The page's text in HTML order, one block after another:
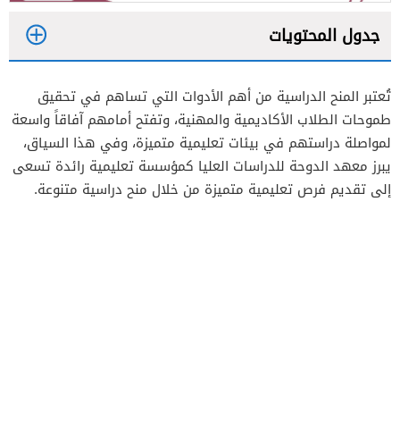
جدول المحتويات
2
3
تُعتبر المنح الدراسية من أهم الأدوات التي تساهم في تحقيق
طموحات الطلاب الأكاديمية والمهنية، وتفتح أمامهم آفاقاً واسعة
لمواصلة دراستهم في بيئات تعليمية متميزة، وفي هذا السياق،
يبرز معهد الدوحة للدراسات العليا كمؤسسة تعليمية رائدة تسعى
إلى تقديم فرص تعليمية متميزة من خلال منح دراسية متنوعة.